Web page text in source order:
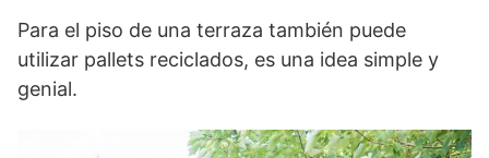
Para el piso de una terraza también puede
utilizar pallets reciclados, es una idea simple y
genial.